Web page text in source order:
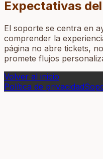
Expectativas
El soporte se centra en
comprender la
página no abre tickets,
promete flujos
Volver al inicio
Política de privacidad